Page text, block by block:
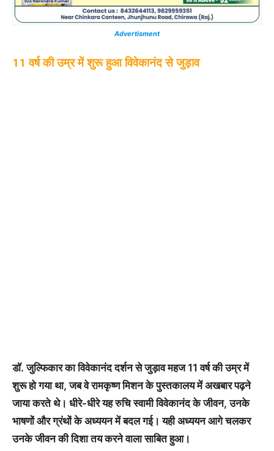
Advertisment
11 वर्ष की उम्र में शुरू हुआ विवेकानंद से जुड़ाव
डॉ. जुल्फिकार का विवेकानंद दर्शन से जुड़ाव महज 11 वर्ष की उम्र में
शुरू हो गया था, जब वे रामकृष्ण मिशन के पुस्तकालय में अखबार पढ़ने
जाया करते थे। धीरे-धीरे यह रुचि स्वामी विवेकानंद के जीवन, उनके
भाषणों और ग्रंथों के अध्ययन में बदल गई। यही अध्ययन आगे चलकर
उनके जीवन की दिशा तय करने वाला साबित हुआ।